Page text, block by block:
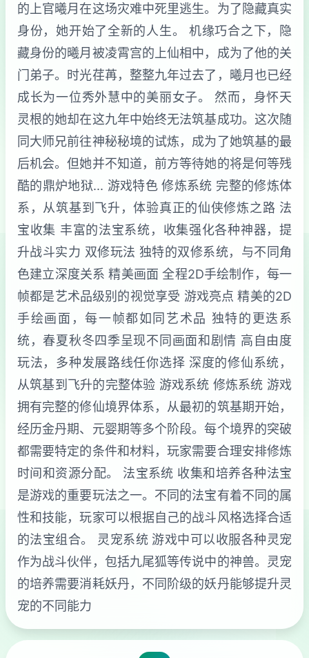
的上官曦月在这场灾难中死里逃生。为了隐藏真实
身份，她开始了全新的人生。 机缘巧合之下，隐
藏身份的曦月被凌霄宫的上仙相中，成为了他的关
门弟子。时光荏苒，整整九年过去了，曦月也已经
成长为一位秀外慧中的美丽女子。 然而，身怀天
灵根的她却在这九年中始终无法筑基成功。这次随
同大师兄前往神秘秘境的试炼，成为了她筑基的最
后机会。但她并不知道，前方等待她的将是何等残
酷的鼎炉地狱... 游戏特色 修炼系统 完整的修炼体
系，从筑基到飞升，体验真正的仙侠修炼之路 法
宝收集 丰富的法宝系统，收集强化各种神器，提
升战斗实力 双修玩法 独特的双修系统，与不同角
色建立深度关系 精美画面 全程2D手绘制作，每一
帧都是艺术品级别的视觉享受 游戏亮点 精美的2D
手绘画面，每一帧都如同艺术品 独特的更迭系
统，春夏秋冬四季呈现不同画面和剧情 高自由度
玩法，多种发展路线任你选择 深度的修仙系统，
从筑基到飞升的完整体验 游戏系统 修炼系统 游戏
拥有完整的修仙境界体系，从最初的筑基期开始，
经历金丹期、元婴期等多个阶段。每个境界的突破
都需要特定的条件和材料，玩家需要合理安排修炼
时间和资源分配。 法宝系统 收集和培养各种法宝
是游戏的重要玩法之一。不同的法宝有着不同的属
性和技能，玩家可以根据自己的战斗风格选择合适
的法宝组合。 灵宠系统 游戏中可以收服各种灵宠
作为战斗伙伴，包括九尾狐等传说中的神兽。灵宠
的培养需要消耗妖丹，不同阶级的妖丹能够提升灵
宠的不同能力